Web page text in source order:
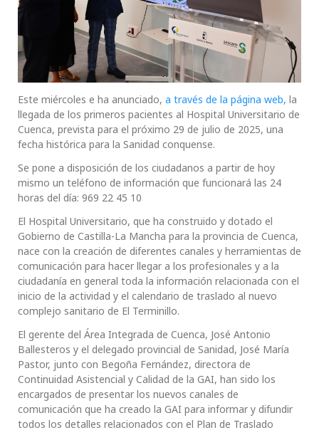
Este miércoles e ha anunciado, a través de la página web, la
llegada de los primeros pacientes al Hospital Universitario de
Cuenca, prevista para el próximo 29 de julio de 2025, una
fecha histórica para la Sanidad conquense.
Se pone a disposición de los ciudadanos a partir de hoy
mismo un teléfono de información que funcionará las 24
horas del día: 969 22 45 10
El Hospital Universitario, que ha construido y dotado el
Gobierno de Castilla-La Mancha para la provincia de Cuenca,
nace con la creación de diferentes canales y herramientas de
comunicación para hacer llegar a los profesionales y a la
ciudadanía en general toda la información relacionada con el
inicio de la actividad y el calendario de traslado al nuevo
complejo sanitario de El Terminillo.
El gerente del Área Integrada de Cuenca, José Antonio
Ballesteros y el delegado provincial de Sanidad, José María
Pastor, junto con Begoña Fernández, directora de
Continuidad Asistencial y Calidad de la GAI, han sido los
encargados de presentar los nuevos canales de
comunicación que ha creado la GAI para informar y difundir
todos los detalles relacionados con el Plan de Traslado